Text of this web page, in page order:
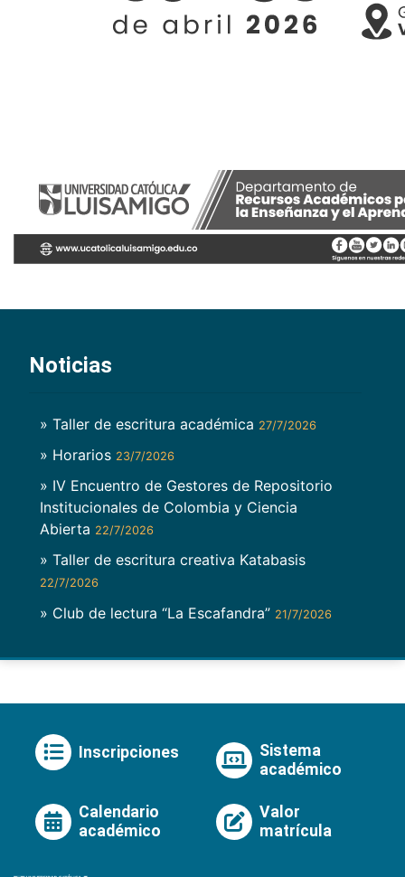
Noticias
» Taller de escritura académica 27/7/2026
» Horarios 23/7/2026
» IV Encuentro de Gestores de Repositorio
Institucionales de Colombia y Ciencia
Abierta 22/7/2026
» Taller de escritura creativa Katabasis
22/7/2026
» Club de lectura “La Escafandra” 21/7/2026
Inscripciones
Sistema
académico
Calendario
académico
Valor
matrícula